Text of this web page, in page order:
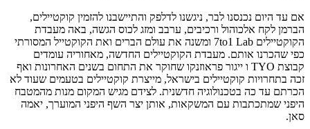
אם עד היום נכנסנו לבר, ניגשנו לדלפק והתיישבנו להזמין קוקטיילים,
הברמן לקח אלכוהול ורכיבים, ערבב ומזג לכוס הגשה, באה מעבדת
הקוקטיילים 7to1 Lab ומשנה את עולם הברים ואת הקוקטייל המסורתי
כפי שהכרנו אותם. מעבדת הקוקטיילים החדשה, מאחוריה עומדים
קבוצת TYO ו ייגור פראוזנקו שחוקר את התחום בשנים האחרונות ואף
זכה בתחרויות קוקטיילים בישראל, מייצרת קוקטיילים בטעמים שעוד לא
הכרתם עד כה בטכנולוגיה חדשנית. לצידם מגיש המקום מנות מהמטבח
היפני שמתכתבות עם המשקאות, אותן יצר השף היפני המוערך, יאמה
סאן.